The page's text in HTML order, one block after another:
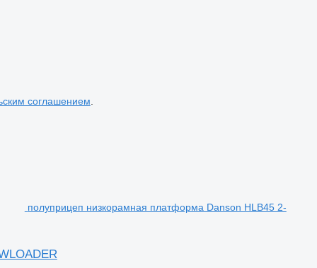
соглашением
полуприцеп низкорамная платформа Danson HLB45 2-